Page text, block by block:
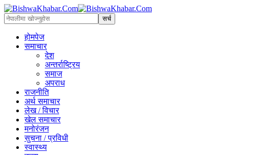
होमपेज
समाचार
देश
अन्तर्राष्ट्रिय
समाज
अपराध
राजनीति
अर्थ समाचार
लेख / विचार
खेल समाचार
मनोरंजन
सुचना / प्रविधी
स्वास्थ्य